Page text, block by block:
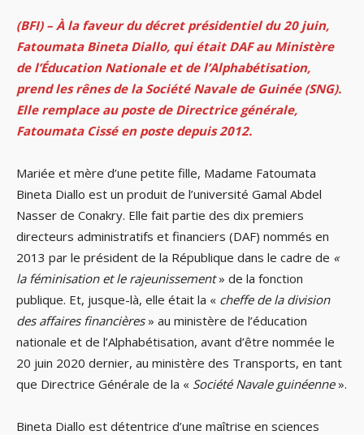
(BFI) – À la faveur du décret présidentiel du 20 juin,
Fatoumata Bineta Diallo, qui était DAF au Ministère
de l’Éducation Nationale et de l’Alphabétisation,
prend les rênes de la Société Navale de Guinée (SNG).
Elle remplace au poste de Directrice générale,
Fatoumata Cissé en poste depuis 2012.
Mariée et mère d’une petite fille, Madame Fatoumata
Bineta Diallo est un produit de l’université Gamal Abdel
Nasser de Conakry. Elle fait partie des dix premiers
directeurs administratifs et financiers (DAF) nommés en
2013 par le président de la République dans le cadre de «
la féminisation et le rajeunissement» de la fonction
publique. Et, jusque-là, elle était la « cheffe de la division
des affaires financières» au ministère de l’éducation
nationale et de l’Alphabétisation, avant d’être nommée le
20 juin 2020 dernier, au ministère des Transports, en tant
que Directrice Générale de la « Société Navale guinéenne».
Bineta Diallo est détentrice d’une maîtrise en sciences